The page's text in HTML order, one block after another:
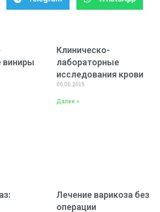
виниры
Клиническо-
лабораторные
исследования крови
06.06.2019
Далее »
Лечение варикоза без
операции